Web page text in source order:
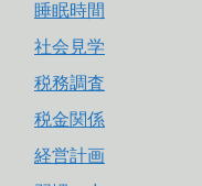
睡眠時間
社会見学
税務調査
税金関係
経営計画